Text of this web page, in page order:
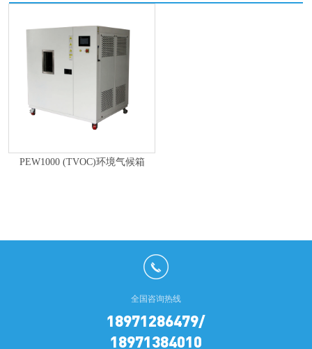
PEW1000 (TVOC)环境气候箱
全国咨询热线
18971286479/
18971384010